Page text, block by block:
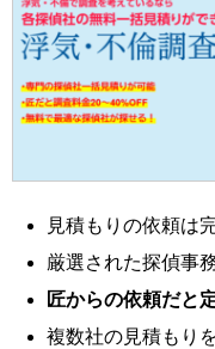
見積もりの依頼は
厳選された探偵事
匠からの依頼だと
複数社の見積もり